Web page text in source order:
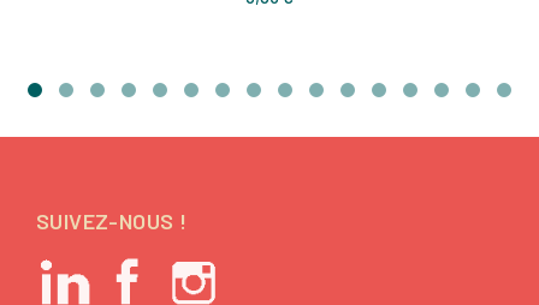
SUIVEZ-NOUS !